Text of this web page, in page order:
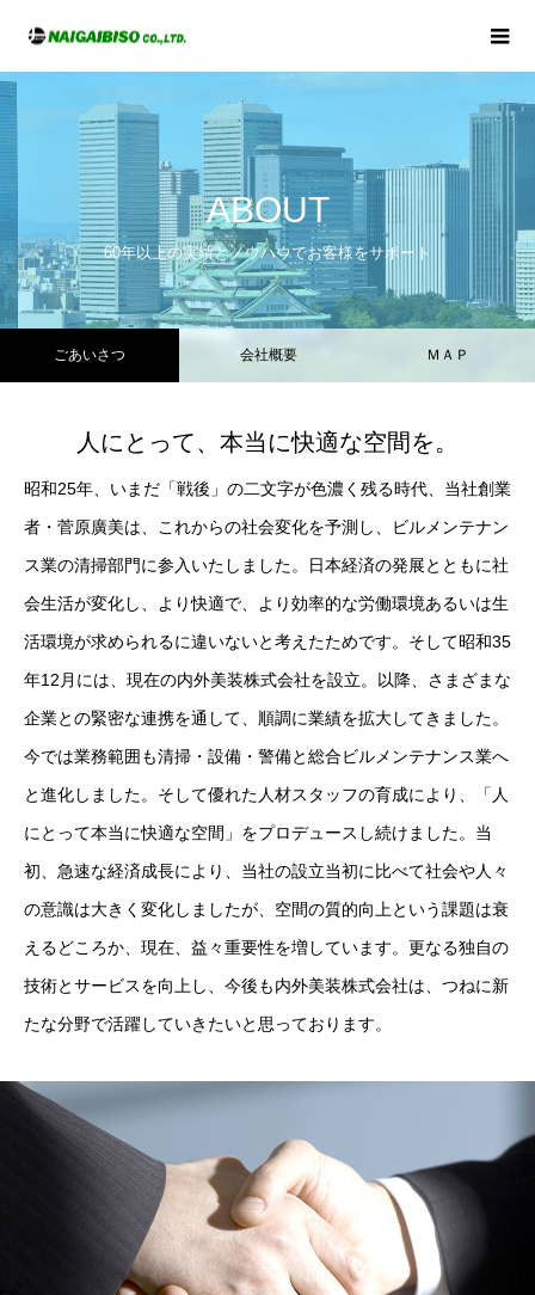
ABOUT
60年以上の実績とノウハウでお客様をサポート
ごあいさつ 会社概要 ＭＡＰ
人にとって、本当に快適な空間を。
昭和25年、いまだ「戦後」の二文字が色濃く残る時代、当社創業
者・菅原廣美は、これからの社会変化を予測し、ビルメンテナン
ス業の清掃部門に参入いたしました。日本経済の発展とともに社
会生活が変化し、より快適で、より効率的な労働環境あるいは生
活環境が求められるに違いないと考えたためです。そして昭和35
年12月には、現在の内外美装株式会社を設立。以降、さまざまな
企業との緊密な連携を通して、順調に業績を拡大してきました。
今では業務範囲も清掃・設備・警備と総合ビルメンテナンス業へ
と進化しました。そして優れた人材スタッフの育成により、「人
にとって本当に快適な空間」をプロデュースし続けました。当
初、急速な経済成長により、当社の設立当初に比べて社会や人々
の意識は大きく変化しましたが、空間の質的向上という課題は衰
えるどころか、現在、益々重要性を増しています。更なる独自の
技術とサービスを向上し、今後も内外美装株式会社は、つねに新
たな分野で活躍していきたいと思っております。